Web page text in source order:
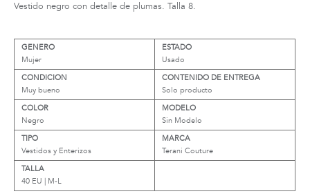
Vestido negro con detalle de plumas. Talla 8.
GENERO
Mujer
ESTADO
Usado
CONDICION
Muy bueno
CONTENIDO DE ENTREGA
Solo producto
COLOR
Negro
MODELO
Sin Modelo
TIPO
Vestidos y Enterizos
MARCA
Terani Couture
TALLA
40 EU | M-L